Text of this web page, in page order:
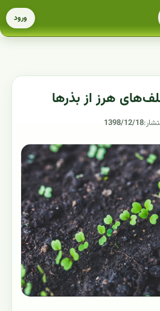
ورود
هرز از بذرها
1398/12/18